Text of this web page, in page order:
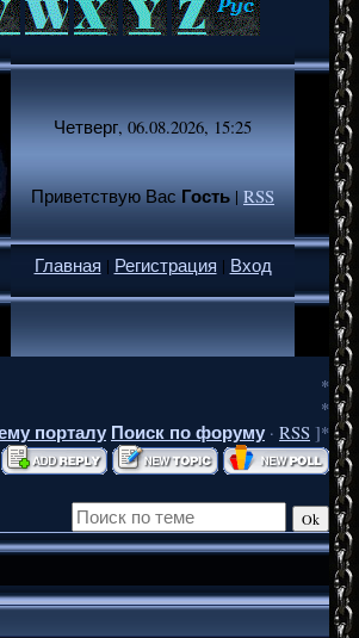
Четверг, 06.08.2026, 15:25
Приветствую Вас Гость|RSS
Главная | Регистрация | Вход
*
*
порталу Поиск по форуму · RSS ]*